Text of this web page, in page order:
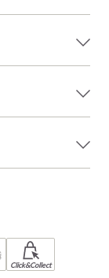
Click&Collect